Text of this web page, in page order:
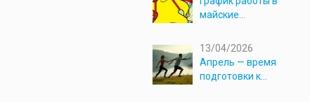
майские
13/04/2026
Апрель — время
подготовки к